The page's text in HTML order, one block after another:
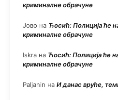
криминалне обрачуне
Јово на Ћосић: Полиција ће
криминалне обрачуне
Iskra на Ћосић: Полиција ће
криминалне обрачуне
Paljanin на И данас вруће,